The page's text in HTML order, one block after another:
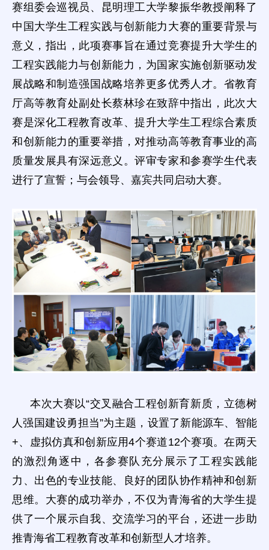
赛组委会巡视员、昆明理工大学黎振华教授阐释了
中国大学生工程实践与创新能力大赛的重要背景与
意义，指出，此项赛事旨在通过竞赛提升大学生的
工程实践能力与创新能力，为国家实施创新驱动发
展战略和制造强国战略培养更多优秀人才。省教育
厅高等教育处副处长蔡林珍在致辞中指出，此次大
赛是深化工程教育改革、提升大学生工程综合素质
和创新能力的重要举措，对推动高等教育事业的高
质量发展具有深远意义。评审专家和参赛学生代表
进行了宣誓；与会领导、嘉宾共同启动大赛。
本次大赛以“交叉融合工程创新育新质，立德树
人强国建设勇担当”为主题，设置了新能源车、智能
+、虚拟仿真和创新应用4个赛道12个赛项。在两天
的激烈角逐中，各参赛队充分展示了工程实践能
力、出色的专业技能、良好的团队协作精神和创新
思维。大赛的成功举办，不仅为青海省的大学生提
供了一个展示自我、交流学习的平台，还进一步助
推青海省工程教育改革和创新型人才培养。